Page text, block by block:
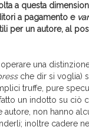
a questa
a pagamento e
per un autore, al
una
che dir si voglia)
truffe, pure
un indotto su ciò
autore, non hanno
inoltre cadere